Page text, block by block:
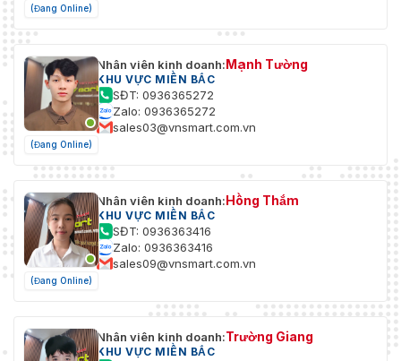
(Đang Online)
(Đang Online)
Nhân viên kinh doanh:Mạnh Tường
KHU VỰC MIỀN BẮC
SĐT: 0936365272
Zalo: 0936365272
sales03@vnsmart.com.vn
(Đang Online)
Nhân viên kinh doanh:Hồng Thắm
KHU VỰC MIỀN BẮC
SĐT: 0936363416
Zalo: 0936363416
sales09@vnsmart.com.vn
Nhân viên kinh doanh:Trường Giang
KHU VỰC MIỀN BẮC